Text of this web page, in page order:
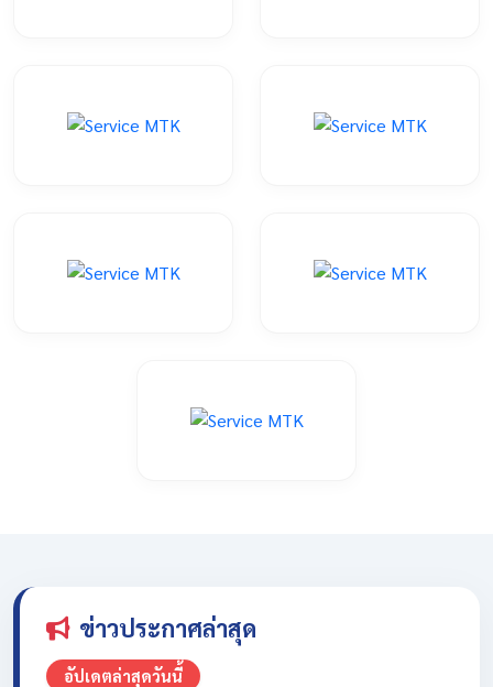
ข่าวประกาศล่าสุด
อัปเดตล่าสุดวันนี้